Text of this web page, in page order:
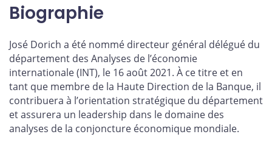
Biographie
José Dorich a été nommé directeur général délégué du
département des Analyses de l’économie
internationale (INT), le 16 août 2021. À ce titre et en
tant que membre de la Haute Direction de la Banque, il
contribuera à l’orientation stratégique du département
et assurera un leadership dans le domaine des
analyses de la conjoncture économique mondiale.